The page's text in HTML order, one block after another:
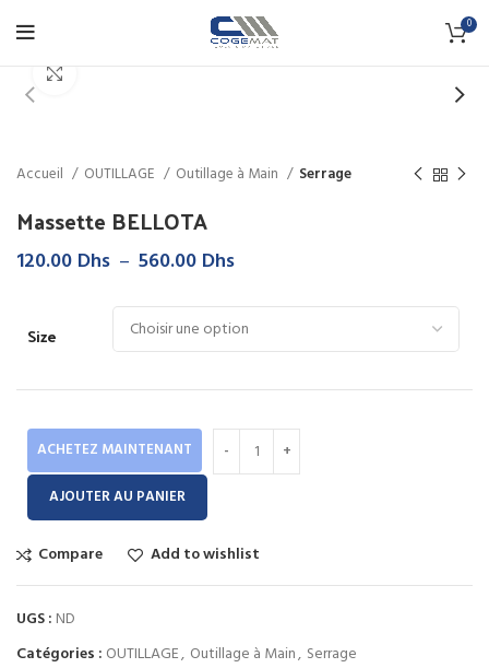
0
Accueil OUTILLAGE Outillage à Main Serrage
Massette BELLOTA
120.00 Dhs – 560.00 DhsPlage
prix :
120.00 Dhs
à
Size
ACHETEZ MAINTENANT
AJOUTER AU PANIER
Compare Add to wishlist
UGS : ND
Catégories : OUTILLAGE, Outillage à Main, Serrage